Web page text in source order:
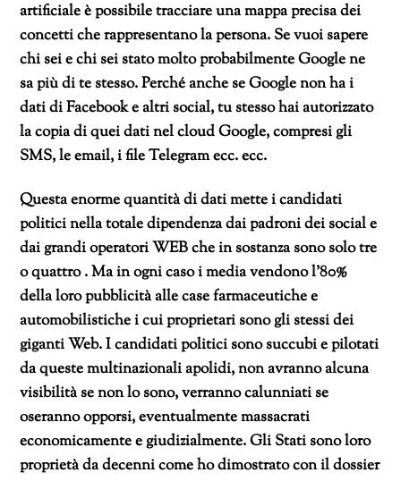
artificiale è possibile tracciare una mappa precisa dei
concetti che rappresentano la persona. Se vuoi sapere
chi sei e chi sei stato molto probabilmente Google ne
sa più di te stesso. Perché anche se Google non ha i
dati di Facebook e altri social, tu stesso hai autorizzato
la copia di quei dati nel cloud Google, compresi gli
SMS, le email, i file Telegram ecc. ecc.
Questa enorme quantità di dati mette i candidati
politici nella totale dipendenza dai padroni dei social e
dai grandi operatori WEB che in sostanza sono solo tre
o quattro . Ma in ogni caso i media vendono l’80%
della loro pubblicità alle case farmaceutiche e
automobilistiche i cui proprietari sono gli stessi dei
giganti Web. I candidati politici sono succubi e pilotati
da queste multinazionali apolidi, non avranno alcuna
visibilità se non lo sono, verranno calunniati se
oseranno opporsi, eventualmente massacrati
economicamente e giudizialmente. Gli Stati sono loro
proprietà da decenni come ho dimostrato con il dossier